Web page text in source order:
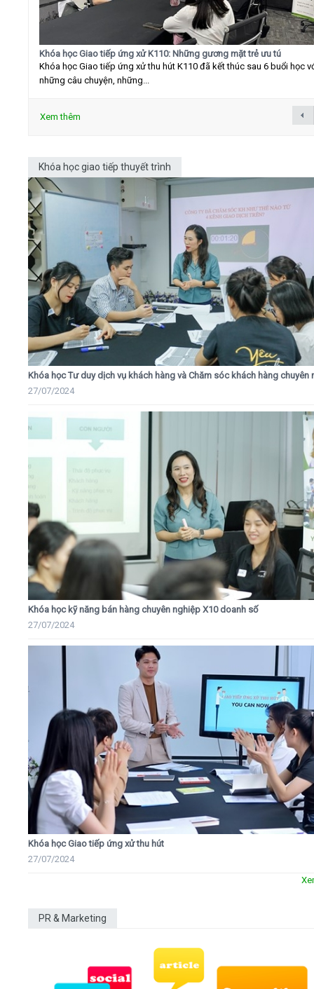
Khóa học Giao tiếp ứng xử K110: Những gương mặt trẻ ưu tú
Khóa học Giao tiếp ứng xử thu hút K110 đã kết thúc sau 6 buổi học
những câu chuyện, những...
Xem thêm
Khóa học giao tiếp thuyết trình
Khóa học Tư duy dịch vụ khách hàng và Chăm sóc khách hàng chuyên
27/07/2024
Khóa học kỹ năng bán hàng chuyên nghiệp X10 doanh số
27/07/2024
Khóa học Giao tiếp ứng xử thu hút
27/07/2024
PR & Marketing